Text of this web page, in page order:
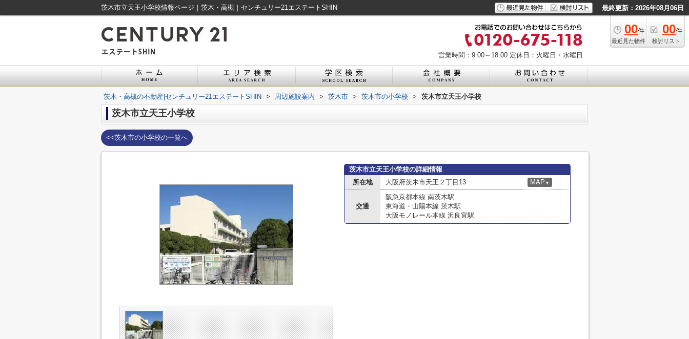
茨木市立天王小学校情報ページ｜茨木・高槻｜センチュリー21エステートSHIN 最終更新：2026年08月06日
00件
最近見た物件
00件
検討リスト
営業時間：9:00～18:00 定休日：火曜日・水曜日
茨木・高槻の不動産|センチュリー21エステートSHIN > 周辺施設案内 > 茨木市 > 茨木市の小学校 > 茨木市立天王小学校
茨木市立天王小学校
<<茨木市の小学校の一覧へ
茨木市立天王小学校の詳細情報
所在地
大阪府茨木市天王２丁目13 MAP ▼
交通
阪急京都本線 南茨木駅
東海道・山陽本線 茨木駅
大阪モノレール本線 沢良宜駅